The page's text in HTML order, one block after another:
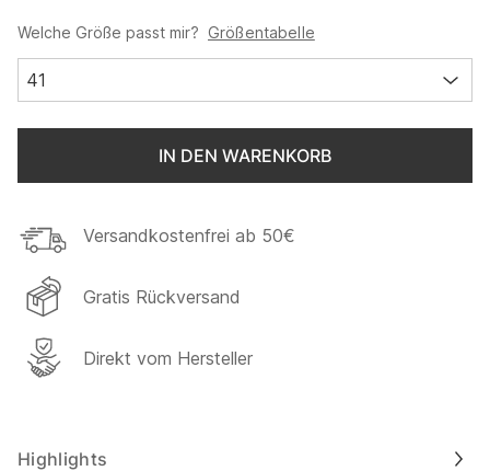
Welche Größe passt mir? Größentabelle
41
IN DEN WARENKORB
Versandkostenfrei ab 50€
Gratis Rückversand
Direkt vom Hersteller
Highlights